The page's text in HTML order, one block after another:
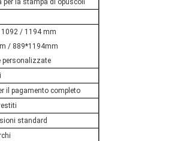
per la stampa di opuscoli
/ 1194 mm
/ 889*1194mm
personalizzate
il pagamento completo
standard